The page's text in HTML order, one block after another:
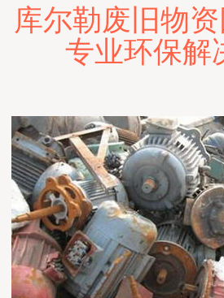
库尔勒废旧物
专业环保解